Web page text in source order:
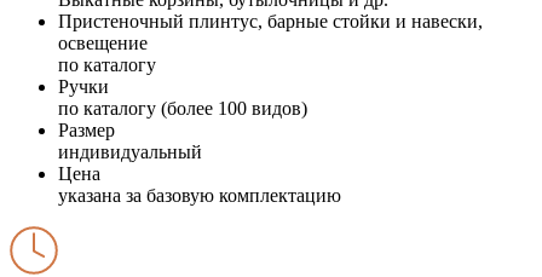
Пристеночный плинтус, барные стойки и навески,
освещение
по каталогу
Ручки
по каталогу (более 100 видов)
Размер
индивидуальный
Цена
указана за базовую комплектацию